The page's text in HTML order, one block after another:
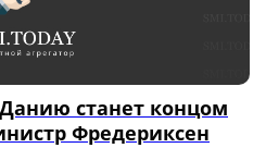
станет концом
Фредериксен